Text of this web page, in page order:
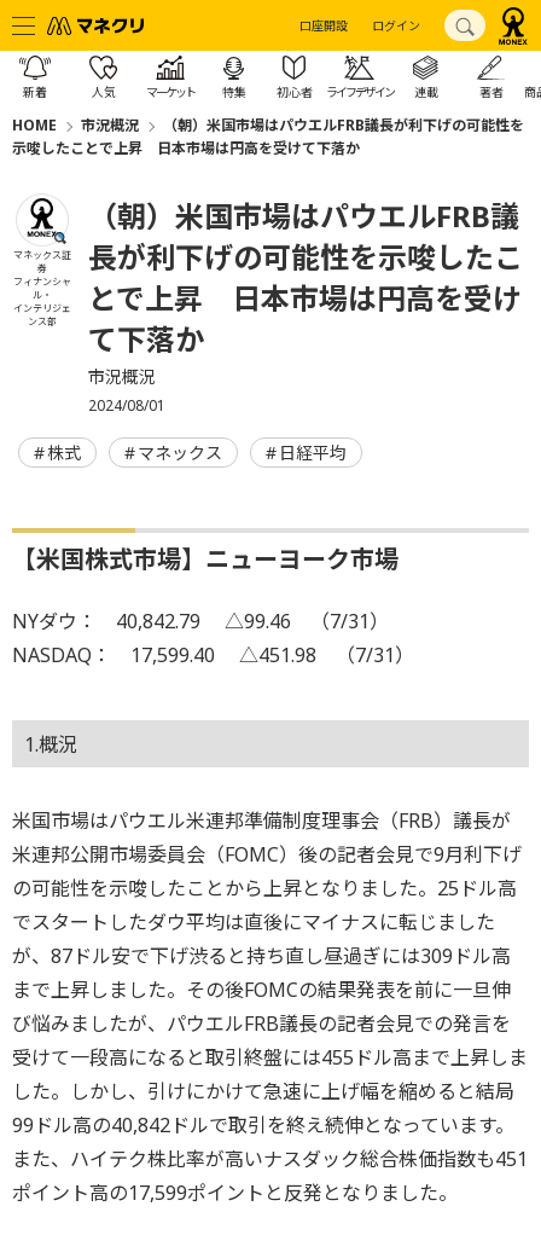
口座開設 ログイン
新着 人気 マーケット 特集 初心者 ライフデザイン 連載 著者 商
HOME 市況概況
（朝）米国市場はパウエルFRB議長が利下げの可能性を
示唆したことで上昇 日本市場は円高を受けて下落か
マネックス証
券
フィナンシャ
ル・
インテリジェ
ンス部
（朝）米国市場はパウエルFRB議
長が利下げの可能性を示唆したこ
とで上昇 日本市場は円高を受け
て下落か
市況概況
2024/08/01
株式 マネックス 日経平均
【米国株式市場】ニューヨーク市場
NYダウ： 40,842.79 △99.46 （7/31）
NASDAQ： 17,599.40 △451.98 （7/31）
1.概況
米国市場はパウエル米連邦準備制度理事会（FRB）議長が
米連邦公開市場委員会（FOMC）後の記者会見で9月利下げ
の可能性を示唆したことから上昇となりました。25ドル高
でスタートしたダウ平均は直後にマイナスに転じました
が、87ドル安で下げ渋ると持ち直し昼過ぎには309ドル高
まで上昇しました。その後FOMCの結果発表を前に一旦伸
び悩みましたが、パウエルFRB議長の記者会見での発言を
受けて一段高になると取引終盤には455ドル高まで上昇しま
した。しかし、引けにかけて急速に上げ幅を縮めると結局
99ドル高の40,842ドルで取引を終え続伸となっています。
また、ハイテク株比率が高いナスダック総合株価指数も451
ポイント高の17,599ポイントと反発となりました。